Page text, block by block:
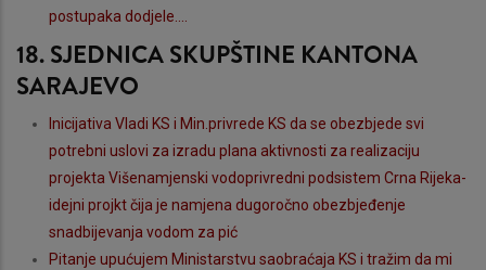
postupaka dodjele....
18. SJEDNICA SKUPŠTINE KANTONA
SARAJEVO
Inicijativa Vladi KS i Min.privrede KS da se obezbjede svi
potrebni uslovi za izradu plana aktivnosti za realizaciju
projekta Višenamjenski vodoprivredni podsistem Crna Rijeka-
idejni projkt čija je namjena dugoročno obezbjeđenje
snadbijevanja vodom za pić
Pitanje upućujem Ministarstvu saobraćaja KS i tražim da mi